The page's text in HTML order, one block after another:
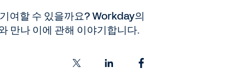
여할 수 있을까요? Workday의
만나 이에 관해 이야기합니다.